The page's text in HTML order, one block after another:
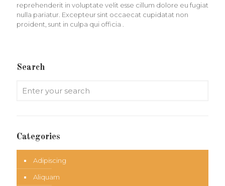
reprehenderit in voluptate velit esse cillum dolore eu fugiat
nulla pariatur. Excepteur sint occaecat cupidatat non
proident, sunt in culpa qui officia .
Search
Categories
Adipiscing
Aliquam